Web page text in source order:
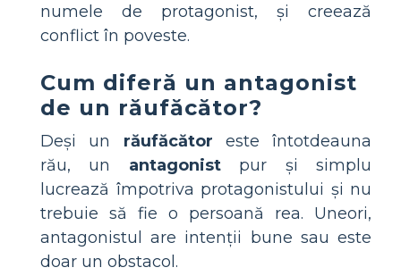
numele de protagonist, și creează
conflict în poveste.
Cum diferă un antagonist
de un răufăcător?
Deși un răufăcător este întotdeauna
rău, un antagonistpur și simplu
lucrează împotriva protagonistului și nu
trebuie să fie o persoană rea. Uneori,
antagonistul are intenții bune sau este
doar un obstacol.